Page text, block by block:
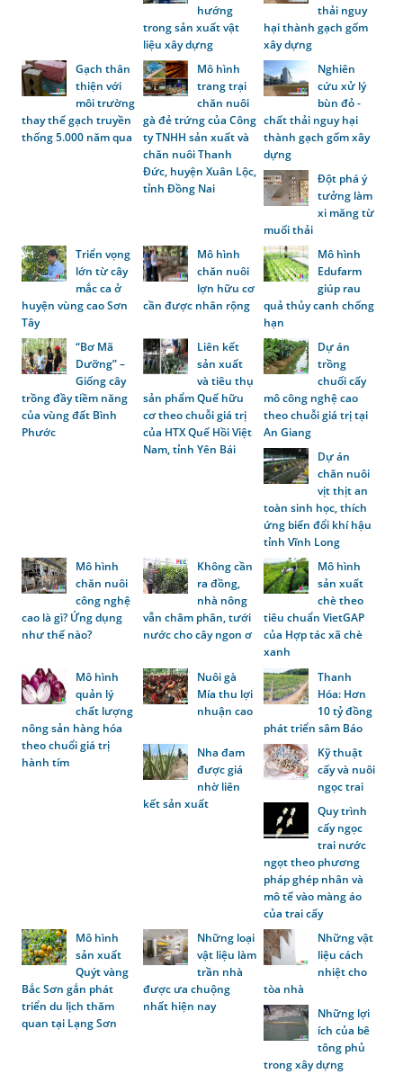
hướng
trong sản xuất vật
liệu xây dựng
thải nguy
hại thành gạch gốm
xây dựng
Gạch thân
thiện với
môi trường
thay thế gạch truyền
thống 5.000 năm qua
Mô hình
trang trại
chăn nuôi
gà đẻ trứng của Công
ty TNHH sản xuất và
chăn nuôi Thanh
Đức, huyện Xuân Lộc,
tỉnh Đồng Nai
Nghiên
cứu xử lý
bùn đỏ -
chất thải nguy hại
thành gạch gốm xây
dựng
Đột phá ý
tưởng làm
xi măng từ
muối thải
Triển vọng
lớn từ cây
mắc ca ở
huyện vùng cao Sơn
Tây
Mô hình
chăn nuôi
lợn hữu cơ
cần được nhân rộng
Mô hình
Edufarm
giúp rau
quả thủy canh chống
hạn
“Bơ Mã
Dưỡng” –
Giống cây
trồng đầy tiềm năng
của vùng đất Bình
Phước
Liên kết
sản xuất
và tiêu thụ
sản phẩm Quế hữu
cơ theo chuỗi giá trị
của HTX Quế Hồi Việt
Nam, tỉnh Yên Bái
Dự án
trồng
chuối cấy
mô công nghệ cao
theo chuỗi giá trị tại
An Giang
Dự án
chăn nuôi
vịt thịt an
toàn sinh học, thích
ứng biến đổi khí hậu
tỉnh Vĩnh Long
Mô hình
chăn nuôi
công nghệ
cao là gì? Ứng dụng
như thế nào?
Không cần
ra đồng,
nhà nông
vẫn châm phân, tưới
nước cho cây ngon ơ
Mô hình
sản xuất
chè theo
tiêu chuẩn VietGAP
của Hợp tác xã chè
xanh
Mô hình
quản lý
chất lượng
nông sản hàng hóa
theo chuổi giá trị
hành tím
Nuôi gà
Mía thu lợi
nhuận cao
Thanh
Hóa: Hơn
10 tỷ đồng
phát triển sâm Báo
Nha đam
được giá
nhờ liên
kết sản xuất
Kỹ thuật
cấy và nuôi
ngọc trai
Quy trình
cấy ngọc
trai nước
ngọt theo phương
pháp ghép nhân và
mô tế vào màng áo
của trai cấy
Mô hình
sản xuất
Quýt vàng
Bắc Sơn gắn phát
triển du lịch thăm
quan tại Lạng Sơn
Những loại
vật liệu làm
trần nhà
được ưa chuộng
nhất hiện nay
Những vật
liệu cách
nhiệt cho
tòa nhà
Những lợi
ích của bê
tông phủ
trong xây dựng